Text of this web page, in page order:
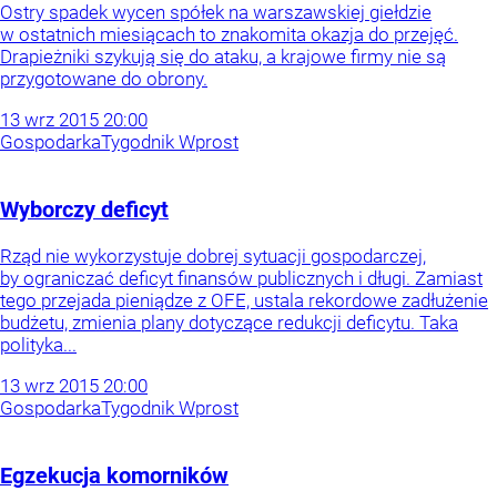
Ostry spadek wycen spółek na warszawskiej giełdzie
w ostatnich miesiącach to znakomita okazja do przejęć.
Drapieżniki szykują się do ataku, a krajowe firmy nie są
przygotowane do obrony.
13 wrz 2015 20:00
GospodarkaTygodnik Wprost
Wyborczy deficyt
Rząd nie wykorzystuje dobrej sytuacji gospodarczej,
by ograniczać deficyt finansów publicznych i długi. Zamiast
tego przejada pieniądze z OFE, ustala rekordowe zadłużenie
budżetu, zmienia plany dotyczące redukcji deficytu. Taka
polityka...
13 wrz 2015 20:00
GospodarkaTygodnik Wprost
Egzekucja komorników